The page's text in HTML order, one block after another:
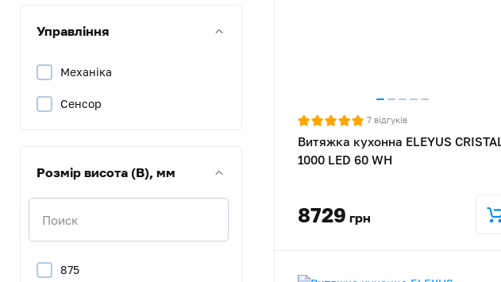
Управління
Механіка
Сенсор
Розмір висота (В), мм
875
7 відгуків
Витяжка кухонна ELEYUS CRISTAL
1000 LED 60 WH
8729 грн